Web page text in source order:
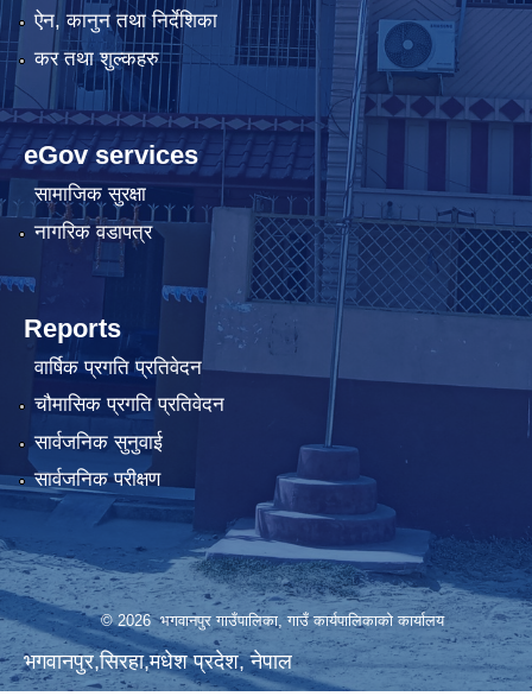
ऐन, कानुन तथा निर्देशिका
कर तथा शुल्कहरु
eGov services
सामाजिक सुरक्षा
नागरिक वडापत्र
Reports
वार्षिक प्रगति प्रतिवेदन
चौमासिक प्रगति प्रतिवेदन
सार्वजनिक सुनुवाई
सार्वजनिक परीक्षण
© 2026 भगवानपुर गाउँपालिका, गाउँ कार्यपालिकाको कार्यालय
भगवानपुर,सिरहा,मधेश प्रदेश, नेपाल